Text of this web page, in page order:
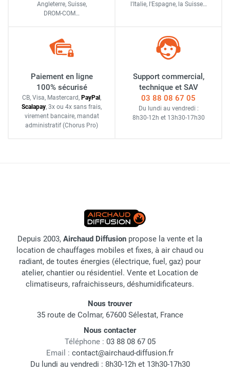
Angleterre, Suisse,
DROM-COM…
l'Italie, l'Espagne, la Suisse…
Paiement en ligne
100% sécurisé
CB, Visa, Mastercard, PayPal ,
Scalapay, 3x ou 4x sans frais,
virement bancaire, mandat
administratif (Chorus Pro)
Support commercial,
technique et SAV
03 88 08 67 05
Du lundi au vendredi :
8h30-12h et 13h30-17h30
Depuis 2003, Airchaud Diffusion propose la vente et la
location de chauffages mobiles et fixes, à air chaud ou
radiant, de toutes énergies (électrique, fuel, gaz) pour
atelier, chantier ou résidentiel. Vente et Location de
climatiseurs, rafraichisseurs, déshumidificateurs.
Nous trouver
35 route de Colmar, 67600 Sélestat, France
Nous contacter
Téléphone : 03 88 08 67 05
Email : contact@airchaud-diffusion.fr
Du lundi au vendredi : 8h30-12h et 13h30-17h30